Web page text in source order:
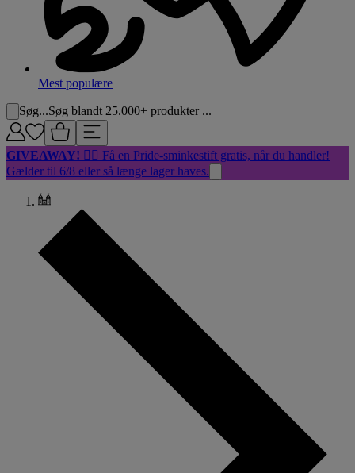
Mest populære
Søg...Søg blandt 25.000+ produkter ...
GIVEAWAY! 🏳️‍🌈 Få en Pride-sminkestift gratis, når du handler!
Gælder til 6/8 eller så længe lager haves.